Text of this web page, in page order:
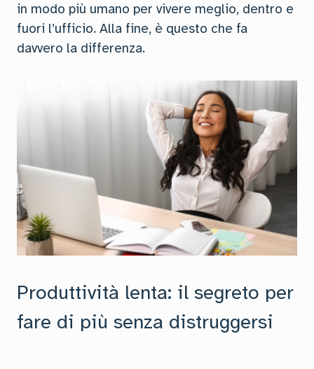
in modo più umano per vivere meglio, dentro e
fuori l’ufficio. Alla fine, è questo che fa
davvero la differenza.
Produttività lenta: il segreto per
fare di più senza distruggersi